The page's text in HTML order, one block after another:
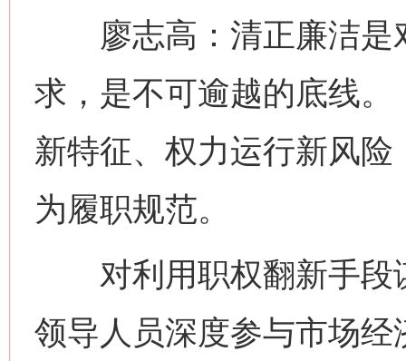
廖志高：清正廉洁是
求，是不可逾越的底线
新特征、权力运行新风
为履职规范。
对利用职权翻新手段
领导人员深度参与市场